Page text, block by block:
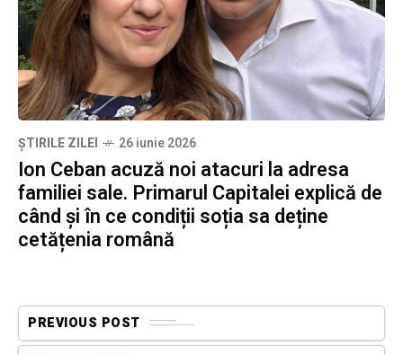
ȘTIRILE ZILEI 26 iunie 2026
Ion Ceban acuză noi atacuri la adresa
familiei sale. Primarul Capitalei explică de
când și în ce condiții soția sa deține
cetățenia română
PREVIOUS POST